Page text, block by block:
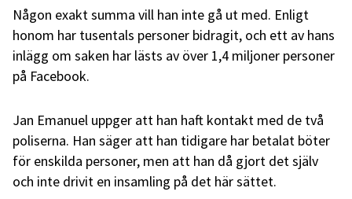
Någon exakt summa vill han inte gå ut med. Enligt
honom har tusentals personer bidragit, och ett av hans
inlägg om saken har lästs av över 1,4 miljoner personer
på Facebook.
Jan Emanuel uppger att han haft kontakt med de två
poliserna. Han säger att han tidigare har betalat böter
för enskilda personer, men att han då gjort det själv
och inte drivit en insamling på det här sättet.